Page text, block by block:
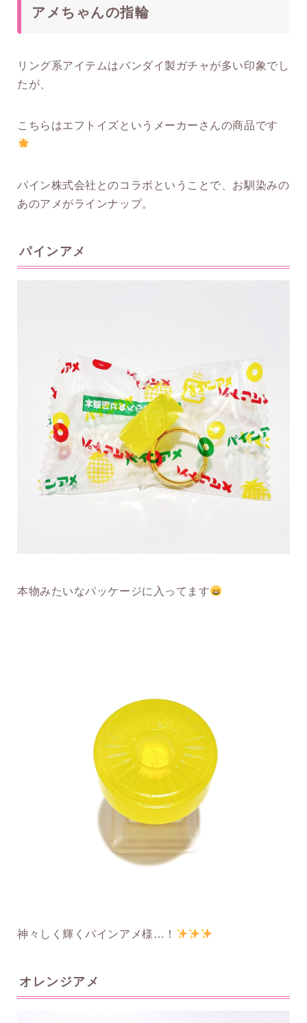
アメちゃんの指輪
リング系アイテムはバンダイ製ガチャが多い印象でし
たが、
こちらはエフトイズというメーカーさんの商品です
パイン株式会社とのコラボということで、お馴染みの
あのアメがラインナップ。
パインアメ
本物みたいなパッケージに入ってます
神々しく輝くパインアメ様…！
オレンジアメ